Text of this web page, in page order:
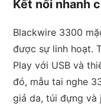
Kết nối nhanh
Blackwire 3300
được sự linh hoạt.
Play với USB và
đó, mẫu tai nghe
giả da, túi đựng và